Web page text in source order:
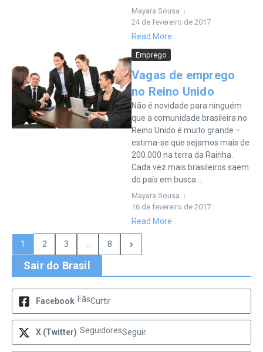
Mayara Sousa
24 de fevereiro de 2017
Read More
Emprego
Vagas de emprego
no Reino Unido
Não é novidade para ninguém
que a comunidade brasileira no
Reino Unido é muito grande –
estima-se que sejamos mais de
200.000 na terra da Rainha.
Cada vez mais brasileiros saem
do país em busca ...
Mayara Sousa
16 de fevereiro de 2017
Read More
1 2 3 8
Sair do Brasil
Facebook FãsCurtir
X (Twitter) SeguidoresSeguir